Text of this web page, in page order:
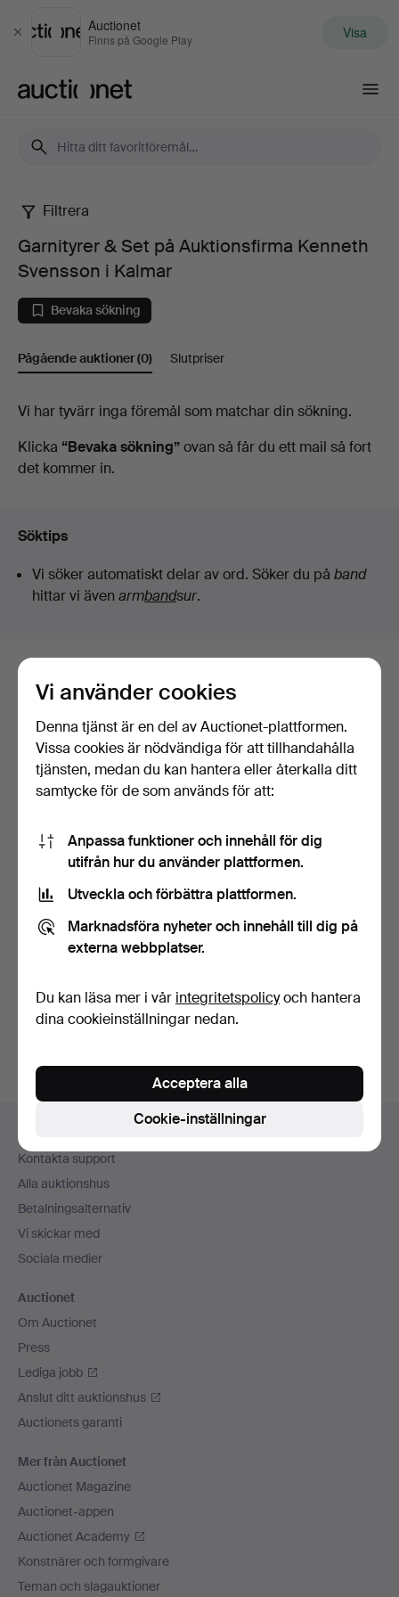
Stäng
Auctionet
Finns på Google Play Visa
Garnityrer
Set
på
Kenneth
Svensson
Kalmar
Filtrera
Garnityrer & Set på Auktionsfirma Kenneth
Svensson i Kalmar
Bevaka sökning
Pågående auktioner(0) Slutpriser
Pågående
auktioner
Vi har tyvärr inga föremål som matchar din sökning.
Klicka “Bevaka sökning”ovan så får du ett mail så fort
det kommer in.
Söktips
Vi söker automatiskt delar av ord. Söker du på band
hittar vi även armbandsur.
Här är föremål från vårt arkiv som
matchar din sökning
Visa alla föremål
COLLIER OCH
ARMLÄNK, silver.
17 bud
170 USD
Sidfotsnavigation
Kontakta support
Alla auktionshus
Betalningsalternativ
Vi skickar med
Sociala medier
Auctionet
Om Auctionet
Press
Lediga jobb
Anslut ditt auktionshus
Auctionets garanti
Mer från Auctionet
Auctionet Magazine
Auctionet-appen
Auctionet Academy
Konstnärer och formgivare
Teman och slagauktioner
Vi använder cookies
Denna tjänst är en del av Auctionet-plattformen.
Vissa cookies är nödvändiga för att tillhandahålla
tjänsten, medan du kan hantera eller återkalla ditt
samtycke för de som används för att:
Anpassa funktioner och innehåll för dig
utifrån hur du använder plattformen.
Utveckla och förbättra plattformen.
Marknadsföra nyheter och innehåll till dig på
externa webbplatser.
Du kan läsa mer i vår integritetspolicyoch hantera
dina cookieinställningar nedan.
Cookie-inställningar
Acceptera alla